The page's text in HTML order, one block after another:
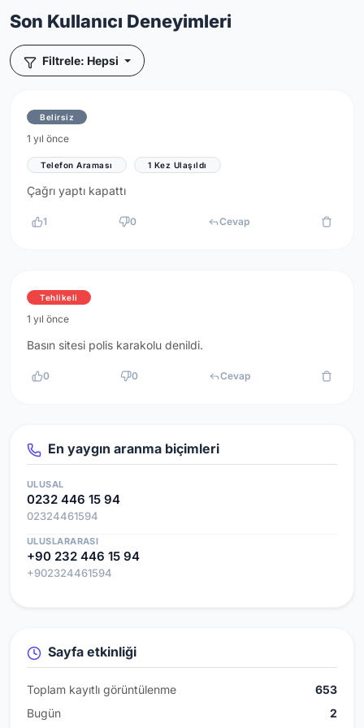
Son Kullanıcı Deneyimleri
Filtrele: Hepsi
Belirsiz
1 yıl önce
Telefon Araması 1 Kez Ulaşıldı
Çağrı yaptı kapattı
1 0 Cevap
Tehlikeli
1 yıl önce
Basın sitesi polis karakolu denildi.
0 0 Cevap
En yaygın aranma biçimleri
ULUSAL
0232 446 15 94
02324461594
ULUSLARARASI
+90 232 446 15 94
+902324461594
Sayfa etkinliği
Toplam kayıtlı görüntülenme
653
Bugün
2